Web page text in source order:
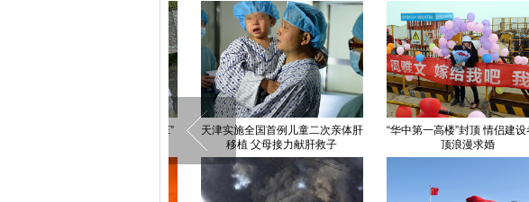
高清：广东省东部地区遭冰雹大风
袭击
网曝衡水二中教学楼全封闭如监狱